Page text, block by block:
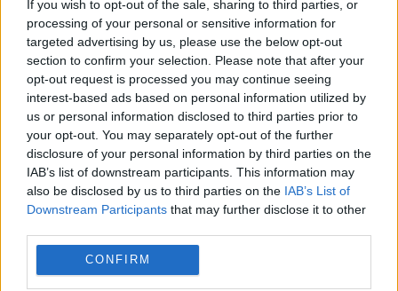
If you wish to opt-out of the sale, sharing to third parties, or
processing of your personal or sensitive information for
targeted advertising by us, please use the below opt-out
section to confirm your selection. Please note that after your
opt-out request is processed you may continue seeing
interest-based ads based on personal information utilized by
us or personal information disclosed to third parties prior to
your opt-out. You may separately opt-out of the further
disclosure of your personal information by third parties on the
IAB’s list of downstream participants. This information may
also be disclosed by us to third parties on the IAB’s List of
Downstream Participants that may further disclose it to other
CONFIRM
ΑΠΕ-ΜΠΕ/photo: pixabay